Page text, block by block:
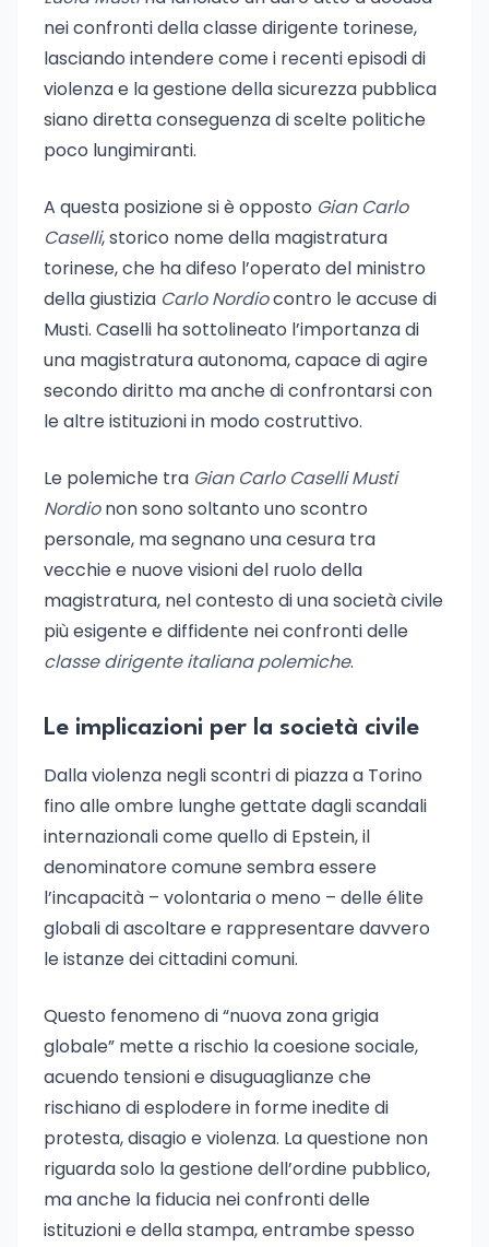
nei confronti della classe dirigente torinese,
lasciando intendere come i recenti episodi di
violenza e la gestione della sicurezza pubblica
siano diretta conseguenza di scelte politiche
poco lungimiranti.
A questa posizione si è opposto Gian Carlo
Caselli, storico nome della magistratura
torinese, che ha difeso l’operato del ministro
della giustizia Carlo Nordiocontro le accuse di
Musti. Caselli ha sottolineato l’importanza di
una magistratura autonoma, capace di agire
secondo diritto ma anche di confrontarsi con
le altre istituzioni in modo costruttivo.
Le polemiche tra Gian Carlo Caselli Musti
Nordionon sono soltanto uno scontro
personale, ma segnano una cesura tra
vecchie e nuove visioni del ruolo della
magistratura, nel contesto di una società civile
più esigente e diffidente nei confronti delle
classe dirigente italiana polemiche.
Le implicazioni per la società civile
Dalla violenza negli scontri di piazza a Torino
fino alle ombre lunghe gettate dagli scandali
internazionali come quello di Epstein, il
denominatore comune sembra essere
l’incapacità – volontaria o meno – delle élite
globali di ascoltare e rappresentare davvero
le istanze dei cittadini comuni.
Questo fenomeno di “nuova zona grigia
globale” mette a rischio la coesione sociale,
acuendo tensioni e disuguaglianze che
rischiano di esplodere in forme inedite di
protesta, disagio e violenza. La questione non
riguarda solo la gestione dell’ordine pubblico,
ma anche la fiducia nei confronti delle
istituzioni e della stampa, entrambe spesso